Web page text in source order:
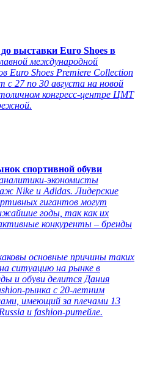
выставки Euro Shoes в
международной
Euro Shoes Premiere Collection
27 по 30 августа на новой
конгресс-центре ЦМТ
спортивной обуви
экономисты
Nike и Adidas. Лидерские
гигантов могут
годы, так как их
конкуренты – бренды
основные причины таких
ситуацию на рынке в
и обуви делится Дания
рынка с 20-летним
имеющий за плечами 13
и fashion-ритейле.